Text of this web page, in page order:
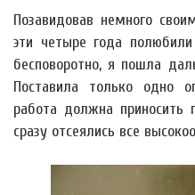
Позавидовав немного
эти четыре года полюбили
бесповоротно, я пошла
Поставила только одно
работа должна
сразу отсеялись все